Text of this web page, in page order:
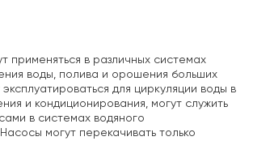
применяться в различных системах
воды, полива и орошения больших
для циркуляции воды в
и кондиционирования, могут служить
в системах водяного
могут перекачивать только